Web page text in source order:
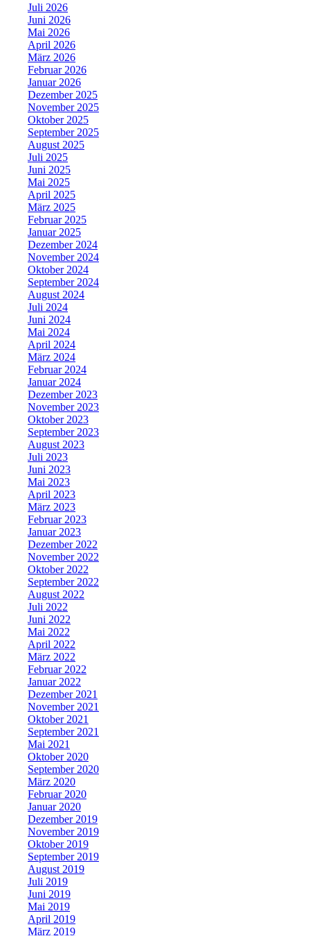
Juli 2026
Juni 2026
Mai 2026
April 2026
März 2026
Februar 2026
Januar 2026
Dezember 2025
November 2025
Oktober 2025
September 2025
August 2025
Juli 2025
Juni 2025
Mai 2025
April 2025
März 2025
Februar 2025
Januar 2025
Dezember 2024
November 2024
Oktober 2024
September 2024
August 2024
Juli 2024
Juni 2024
Mai 2024
April 2024
März 2024
Februar 2024
Januar 2024
Dezember 2023
November 2023
Oktober 2023
September 2023
August 2023
Juli 2023
Juni 2023
Mai 2023
April 2023
März 2023
Februar 2023
Januar 2023
Dezember 2022
November 2022
Oktober 2022
September 2022
August 2022
Juli 2022
Juni 2022
Mai 2022
April 2022
März 2022
Februar 2022
Januar 2022
Dezember 2021
November 2021
Oktober 2021
September 2021
Mai 2021
Oktober 2020
September 2020
März 2020
Februar 2020
Januar 2020
Dezember 2019
November 2019
Oktober 2019
September 2019
August 2019
Juli 2019
Juni 2019
Mai 2019
April 2019
März 2019